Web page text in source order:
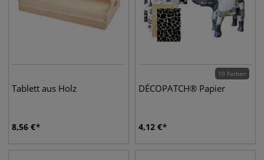
Tablett aus Holz
8,56 €
10 Farben
DÉCOPATCH® Papier
4,12 €